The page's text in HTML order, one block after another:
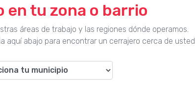
en tu zona o barrio
áreas de trabajo y las regiones dónde operamos.
aquí abajo para encontrar un cerrajero cerca de usted.